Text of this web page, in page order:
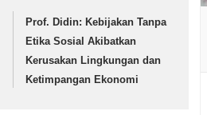
Prof. Didin: Kebijakan Tanpa
Etika Sosial Akibatkan
Kerusakan Lingkungan dan
Ketimpangan Ekonomi